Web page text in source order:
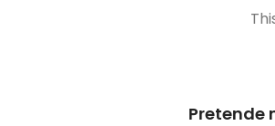
Pretende